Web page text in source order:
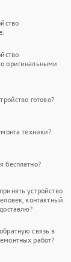
оригинальными
готово?
техники?
бесплатно?
устройство
контактный
связь в
работ?